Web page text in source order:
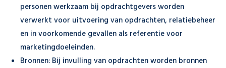
personen werkzaam bij opdrachtgevers worden
verwerkt voor uitvoering van opdrachten, relatiebeheer
en in voorkomende gevallen als referentie voor
marketingdoeleinden.
Bronnen: Bij invulling van opdrachten worden bronnen